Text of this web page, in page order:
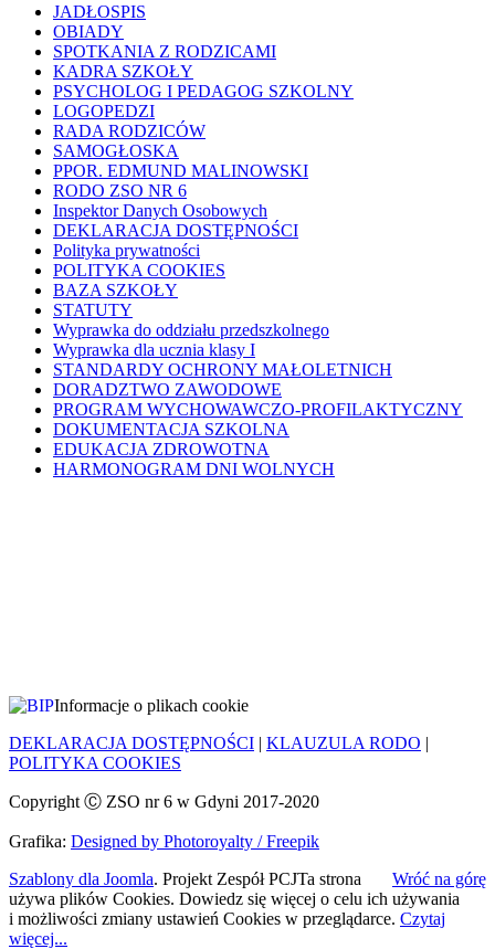
JADŁOSPIS
OBIADY
SPOTKANIA Z RODZICAMI
KADRA SZKOŁY
PSYCHOLOG I PEDAGOG SZKOLNY
LOGOPEDZI
RADA RODZICÓW
SAMOGŁOSKA
PPOR. EDMUND MALINOWSKI
RODO ZSO NR 6
Inspektor Danych Osobowych
DEKLARACJA DOSTĘPNOŚCI
Polityka prywatności
POLITYKA COOKIES
BAZA SZKOŁY
STATUTY
Wyprawka do oddziału przedszkolnego
Wyprawka dla ucznia klasy I
STANDARDY OCHRONY MAŁOLETNICH
DORADZTWO ZAWODOWE
PROGRAM WYCHOWAWCZO-PROFILAKTYCZNY
DOKUMENTACJA SZKOLNA
EDUKACJA ZDROWOTNA
HARMONOGRAM DNI WOLNYCH
DEKLARACJA DOSTĘPNOŚCI | KLAUZULA RODO |
POLITYKA COOKIES
Copyright Ⓒ ZSO nr 6 w Gdyni 2017-2020
Grafika: Designed by Photoroyalty / Freepik
Szablony dla Joomla. Projekt Zespół PCJ Wróć na górę
Informacje o plikach cookie
Ta strona
używa plików Cookies. Dowiedz się więcej o celu ich używania
i możliwości zmiany ustawień Cookies w przeglądarce. Czytaj
więcej...